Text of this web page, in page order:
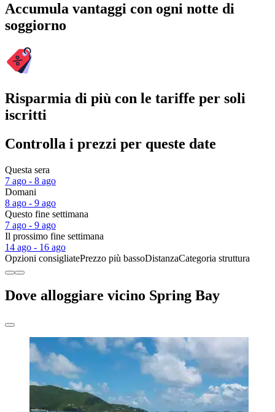
Accumula vantaggi con ogni notte di
soggiorno
Risparmia di più con le tariffe per soli
iscritti
Controlla i prezzi per queste date
Questa sera
7 ago - 8 ago
Domani
8 ago - 9 ago
Questo fine settimana
7 ago - 9 ago
Il prossimo fine settimana
14 ago - 16 ago
Opzioni consigliatePrezzo più bassoDistanzaCategoria struttura
Dove alloggiare vicino Spring Bay